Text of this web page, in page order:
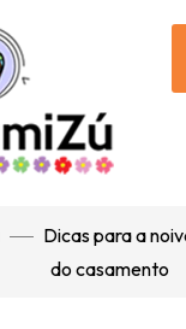
Dicas para a
do casamento